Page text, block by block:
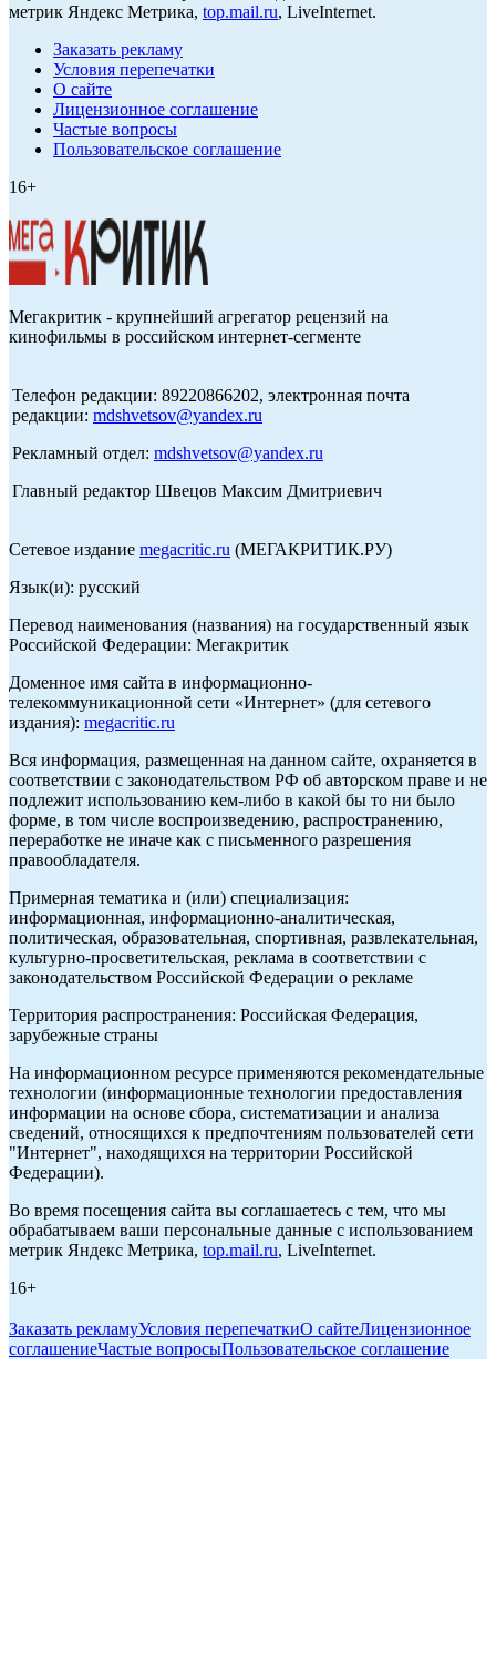
метрик Яндекс Метрика, top.mail.ru, LiveInternet.
Заказать рекламу
Условия перепечатки
О сайте
Лицензионное соглашение
Частые вопросы
Пользовательское соглашение
16+
Мегакритик - крупнейший агрегатор рецензий на
кинофильмы в российском интернет-сегменте
Телефон редакции: 89220866202, электронная почта
редакции: mdshvetsov@yandex.ru
Рекламный отдел: mdshvetsov@yandex.ru
Главный редактор Швецов Максим Дмитриевич
Сетевое издание megacritic.ru (МЕГАКРИТИК.РУ)
Язык(и): русский
Перевод наименования (названия) на государственный язык
Российской Федерации: Мегакритик
Доменное имя сайта в информационно-
телекоммуникационной сети «Интернет» (для сетевого
издания): megacritic.ru
Вся информация, размещенная на данном сайте, охраняется в
соответствии с законодательством РФ об авторском праве и не
подлежит использованию кем-либо в какой бы то ни было
форме, в том числе воспроизведению, распространению,
переработке не иначе как с письменного разрешения
правообладателя.
Примерная тематика и (или) специализация:
информационная, информационно-аналитическая,
политическая, образовательная, спортивная, развлекательная,
культурно-просветительская, реклама в соответствии с
законодательством Российской Федерации о рекламе
Территория распространения: Российская Федерация,
зарубежные страны
На информационном ресурсе применяются рекомендательные
технологии (информационные технологии предоставления
информации на основе сбора, систематизации и анализа
сведений, относящихся к предпочтениям пользователей сети
"Интернет", находящихся на территории Российской
Федерации).
Во время посещения сайта вы соглашаетесь с тем, что мы
обрабатываем ваши персональные данные с использованием
метрик Яндекс Метрика, top.mail.ru, LiveInternet.
16+
Заказать рекламуУсловия перепечаткиО сайтеЛицензионное
соглашениеЧастые вопросыПользовательское соглашение